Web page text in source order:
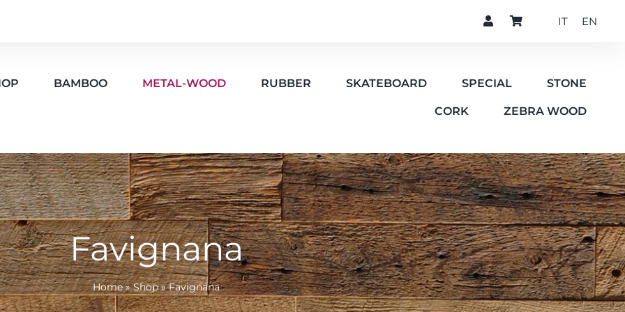
IT EN
BAMBOO METAL-WOOD RUBBER SKATEBOARD SPECIAL STONE
CORK ZEBRA WOOD
Favignana
Home»Shop»Favignana